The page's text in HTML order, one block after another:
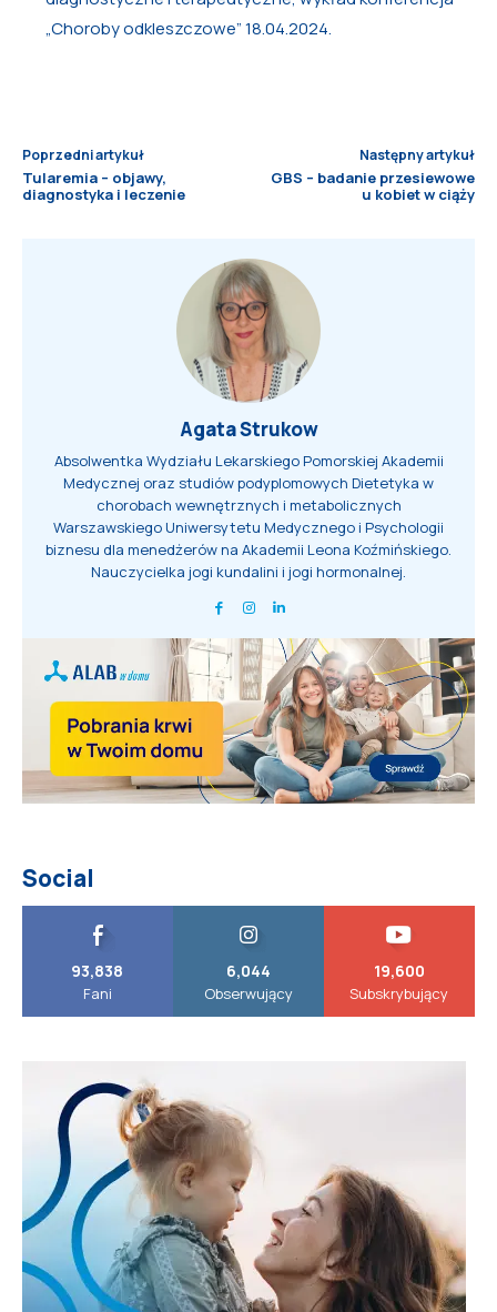
„Choroby odkleszczowe” 18.04.2024.
Poprzedni artykuł
Tularemia – objawy,
diagnostyka i leczenie
Następny artykuł
GBS – badanie przesiewowe
u kobiet w ciąży
Agata Strukow
Absolwentka Wydziału Lekarskiego Pomorskiej Akademii
Medycznej oraz studiów podyplomowych Dietetyka w
chorobach wewnętrznych i metabolicznych
Warszawskiego Uniwersytetu Medycznego i Psychologii
biznesu dla menedżerów na Akademii Leona Koźmińskiego.
Nauczycielka jogi kundalini i jogi hormonalnej.
Social
93,838
Fani
6,044
Obserwujący
19,600
Subskrybujący